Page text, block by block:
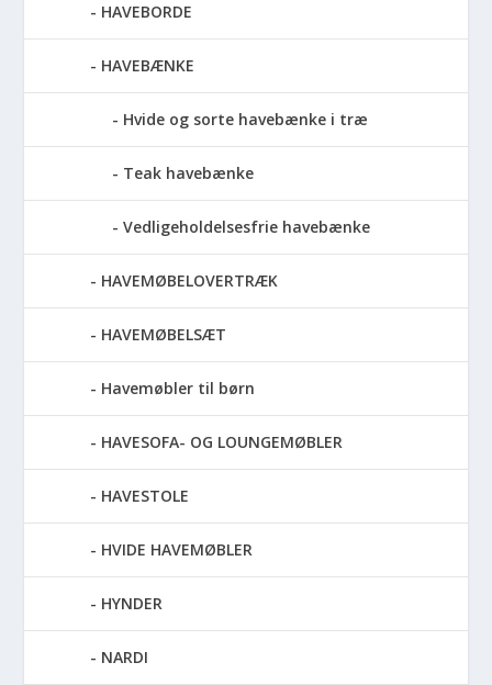
HAVEBORDE
HAVEBÆNKE
Hvide og sorte havebænke i træ
Teak havebænke
Vedligeholdelsesfrie havebænke
HAVEMØBELOVERTRÆK
HAVEMØBELSÆT
Havemøbler til børn
HAVESOFA- OG LOUNGEMØBLER
HAVESTOLE
HVIDE HAVEMØBLER
HYNDER
NARDI